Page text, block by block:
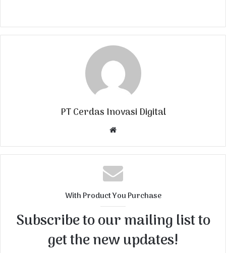
PT Cerdas Inovasi Digital
b
s
i
With Product You Purchase
Subscribe to our mailing list to
get the new updates!